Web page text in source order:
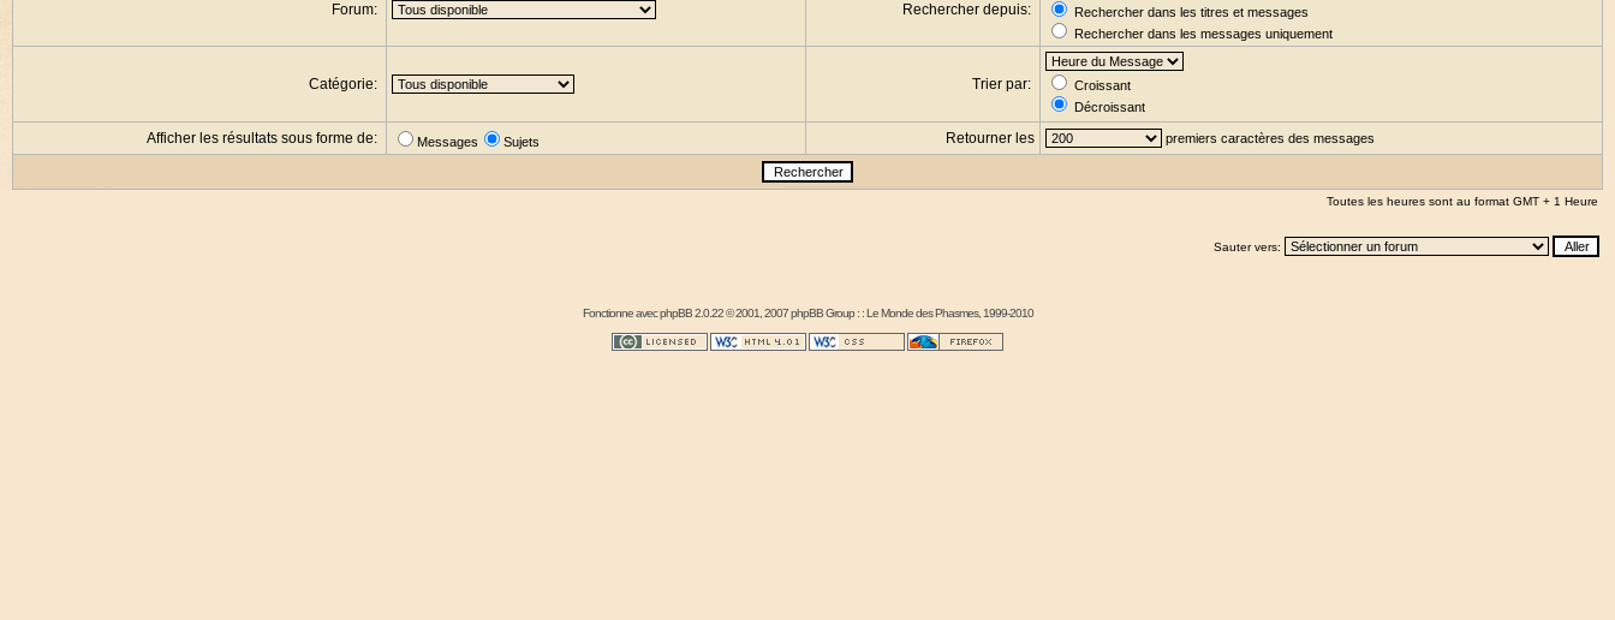
Forum: Rechercher depuis:
Rechercher dans les titres et messages
Rechercher dans les messages uniquement
Catégorie: Trier par:
Croissant
Décroissant
Afficher les résultats sous forme de: Messages Sujets Retourner les premiers caractères des messages
Toutes les heures sont au format GMT + 1 Heure
Sauter vers:
Fonctionne avecphpBB2.0.22 © 2001, 2007 phpBB Group : :Le Monde des Phasmes, 1999-2010